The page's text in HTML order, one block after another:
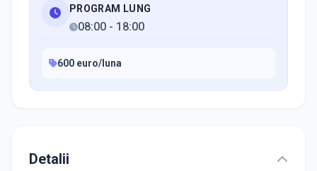
PROGRAM LUNG
08:00 - 18:00
600 euro/luna
Detalii